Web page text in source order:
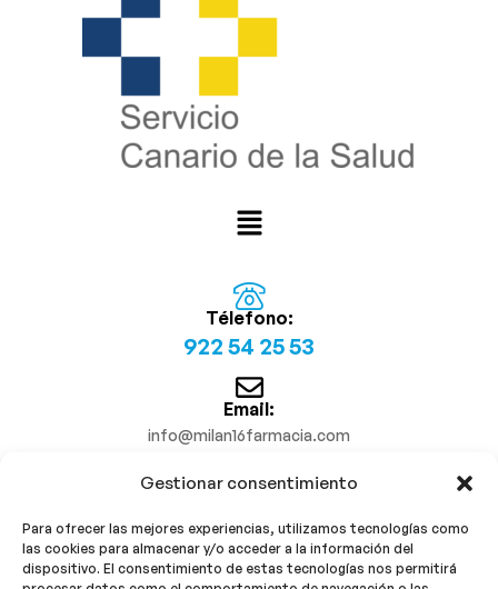
Gestionar consentimiento
Para ofrecer las mejores experiencias, utilizamos tecnologías como
las cookies para almacenar y/o acceder a la información del
dispositivo. El consentimiento de estas tecnologías nos permitirá
Télefono:
922 54 25 53
Email:
info@milan16farmacia.com
¡Síguenos!